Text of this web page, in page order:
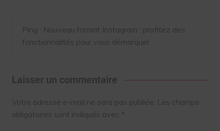
Ping : Nouveau format Instagram : profitez des
fonctionnalités pour vous démarquer
Laisser un commentaire
Votre adresse e-mail ne sera pas publiée. Les champs
obligatoires sont indiqués avec *